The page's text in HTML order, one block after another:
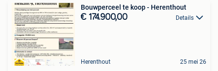
Bouwperceel te koop - Herenthout
€ 174.900,00 Details
Herenthout 25 mei 26